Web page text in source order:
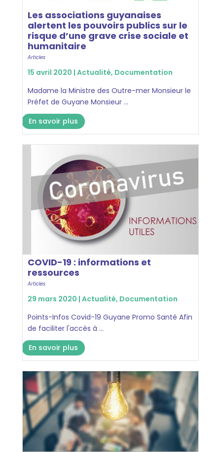
Les associations guyanaises
alertent les pouvoirs publics sur le
risque d’une grave crise sociale et
humanitaire
Articles
15 avril 2020 | Actualité, Documentation
Madame la Ministre des Outre-mer Monsieur le
Préfet de Guyane Monsieur ...
En savoir plus
COVID-19 : informations et
ressources
Articles
29 mars 2020 | Actualité, Documentation
Points-Infos Covid-19 Guyane Promo Santé Afin
de faciliter l'accès à ...
En savoir plus